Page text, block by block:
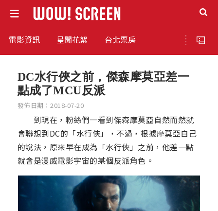
電影資訊 星聞花絮 台北票房
DC水行俠之前，傑森摩莫亞差一
點成了MCU反派
發佈日期：2018-07-20
到現在，粉絲們一看到傑森摩莫亞自然而然就
會聯想到DC的「水行俠」，不過，根據摩莫亞自己
的說法，原來早在成為「水行俠」之前，他差一點
就會是漫威電影宇宙的某個反派角色。